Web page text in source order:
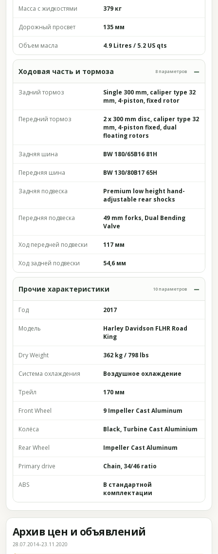
Масса с жидкостями 379 кг
Дорожный просвет 135 мм
Объем масла 4.9 Litres / 5.2 US qts
Ходовая часть и тормоза 8 параметров
Задний тормоз
Single 300 mm, caliper type 32
mm, 4-piston, fixed rotor
Передний тормоз
2 x 300 mm disc, caliper type 32
mm, 4-piston fixed, dual
floating rotors
Задняя шина BW 180/65B16 81H
Передняя шина BW 130/80B17 65H
Задняя подвеска
Premium low height hand-
adjustable rear shocks
Передняя подвеска
49 mm forks, Dual Bending
Valve
Ход передней подвески 117 мм
Ход задней подвески 54,6 мм
Прочие характеристики 10 параметров
Год 2017
Модель
Harley Davidson FLHR Road
King
Dry Weight 362 kg / 798 lbs
Система охлаждения Воздушное охлаждение
Трейл 170 мм
Front Wheel 9 Impeller Cast Aluminum
Колёса Black, Turbine Cast Aluminium
Rear Wheel Impeller Cast Aluminum
Primary drive Chain, 34/46 ratio
ABS
В стандартной
комплектации
Архив цен и объявлений
28.07.2014–23.11.2020